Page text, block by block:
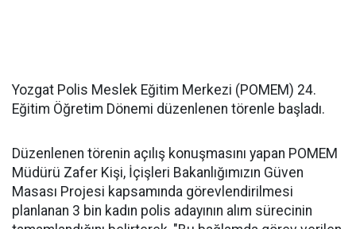
Yozgat Polis Meslek Eğitim Merkezi (POMEM) 24.
Eğitim Öğretim Dönemi düzenlenen törenle başladı.
Düzenlenen törenin açılış konuşmasını yapan POMEM
Müdürü Zafer Kişi, İçişleri Bakanlığımızın Güven
Masası Projesi kapsamında görevlendirilmesi
planlanan 3 bin kadın polis adayının alım sürecinin